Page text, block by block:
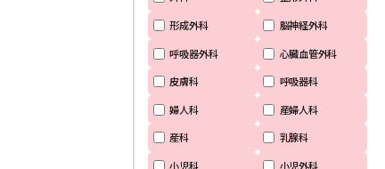
形成外科
脳神経外科
呼吸器外科
心臓血管外科
皮膚科
呼吸器科
婦人科
産婦人科
産科
乳腺科
小児科
小児外科